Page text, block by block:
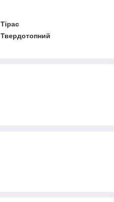
Тірас
Твердотопний